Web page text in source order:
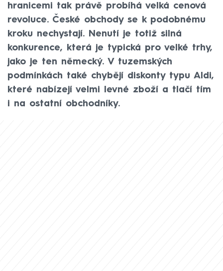
hranicemi tak právě probíhá velká cenová
revoluce. České obchody se k podobnému
kroku nechystají. Nenutí je totiž silná
konkurence, která je typická pro velké trhy,
jako je ten německý. V tuzemských
podmínkách také chybějí diskonty typu Aldi,
které nabízejí velmi levné zboží a tlačí tím
i na ostatní obchodníky.